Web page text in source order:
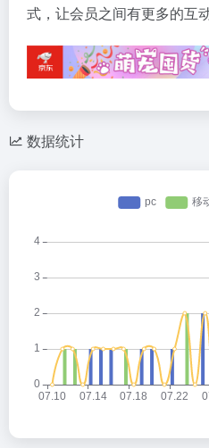
式，让会员之间有更多的互
数据统计